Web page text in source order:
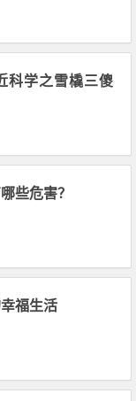
学之雪橇三傻
些危害？
福生活